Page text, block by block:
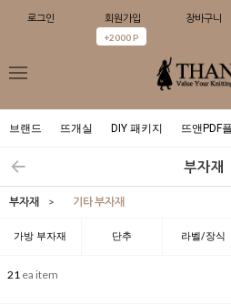
로그인 회원가입
+2000 P
장바구니
브랜드 뜨개실 DIY 패키지 뜨앤PDF
부자재
부자재 > 기타 부자재
가방 부자재 단추 라벨/장식
21 ea item